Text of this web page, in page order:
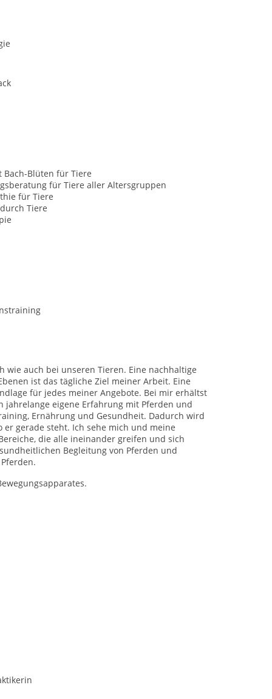
Bach-Blüten für Tiere
für Tiere aller Altersgruppen
für Tiere
Tiere
wie auch bei unseren Tieren. Eine nachhaltige
ist das tägliche Ziel meiner Arbeit. Eine
für jedes meiner Angebote. Bei mir erhältst
jahrelange eigene Erfahrung mit Pferden und
Ernährung und Gesundheit. Dadurch wird
gerade steht. Ich sehe mich und meine
die alle ineinander greifen und sich
Begleitung von Pferden und